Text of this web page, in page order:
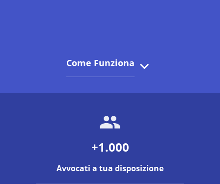
Come Funziona
+1.000
Avvocati a tua disposizione